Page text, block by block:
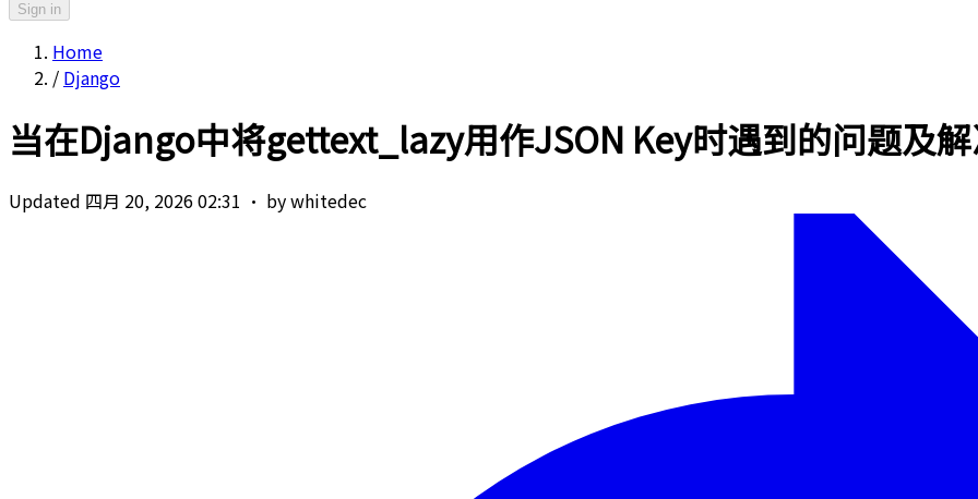
Sign in
Home
/ Django
当在Django中将gettext_lazy用作JSON Key时遇到的问题及
Updated 四月 20, 2026 02:31 · by whitedec